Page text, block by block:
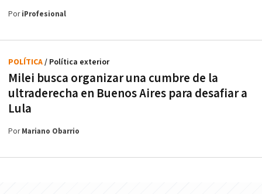
PoriProfesional
Milei busca organizar una cumbre de la
ultraderecha en Buenos Aires para desafiar a
Lula
POLÍTICA/ Política exterior
PorMariano Obarrio